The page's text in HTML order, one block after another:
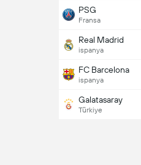
PSG
Fransa
Real Madrid
ispanya
FC Barcelona
ispanya
Galatasaray
Türkiye